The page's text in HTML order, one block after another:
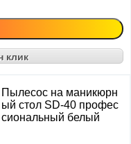
клик
Пылесос на маникюрн
ый стол SD-40 профес
сиональный белый